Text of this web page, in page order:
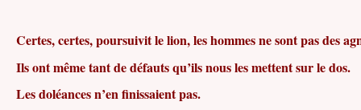
Certes, certes, poursuivit le lion, les hommes ne sont pas des
Ils ont même tant de défauts qu’ils nous les mettent sur le dos.
Les doléances n’en finissaient pas.